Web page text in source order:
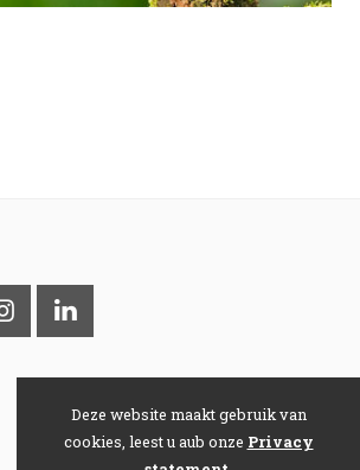
Deze website maakt gebruik van
cookies, leest u aub onze Privacy